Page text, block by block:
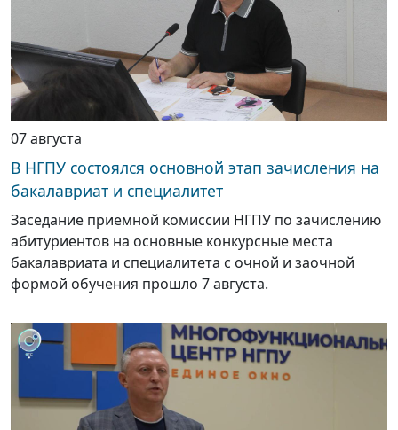
07 августа
В НГПУ состоялся основной этап зачисления на
бакалавриат и специалитет
Заседание приемной комиссии НГПУ по зачислению
абитуриентов на основные конкурсные места
бакалавриата и специалитета с очной и заочной
формой обучения прошло 7 августа.